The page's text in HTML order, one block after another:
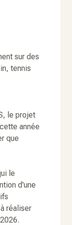
sur des
tennis
le projet
année
que
le
d'une
réaliser